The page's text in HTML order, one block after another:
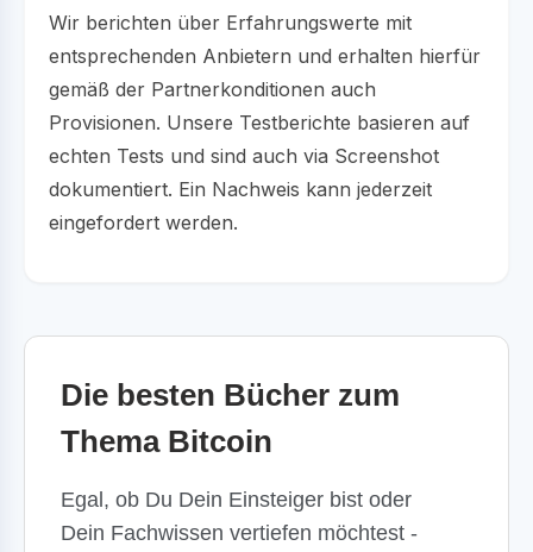
Wir berichten über Erfahrungswerte mit
entsprechenden Anbietern und erhalten hierfür
gemäß der Partnerkonditionen auch
Provisionen. Unsere Testberichte basieren auf
echten Tests und sind auch via Screenshot
dokumentiert. Ein Nachweis kann jederzeit
eingefordert werden.
Die besten Bücher zum
Thema Bitcoin
Egal, ob Du Dein Einsteiger bist oder
Dein Fachwissen vertiefen möchtest -